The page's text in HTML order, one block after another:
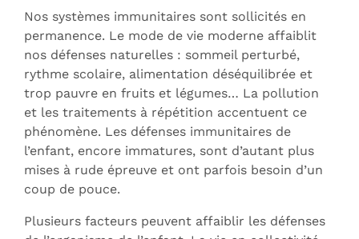
Nos systèmes immunitaires sont sollicités en
permanence. Le mode de vie moderne affaiblit
nos défenses naturelles : sommeil perturbé,
rythme scolaire, alimentation déséquilibrée et
trop pauvre en fruits et légumes… La pollution
et les traitements à répétition accentuent ce
phénomène. Les défenses immunitaires de
l’enfant, encore immatures, sont d’autant plus
mises à rude épreuve et ont parfois besoin d’un
coup de pouce.
Plusieurs facteurs peuvent affaiblir les défenses